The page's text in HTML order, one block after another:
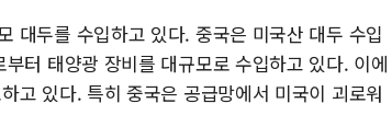
대두를 수입하고 있다. 중국은 미국산 대두 수입
터 태양광 장비를 대규모로 수입하고 있다. 이에
고 있다. 특히 중국은 공급망에서 미국이 괴로워